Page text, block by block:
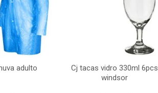
adulto
Cj tacas vidro 330ml 6pcs
windsor